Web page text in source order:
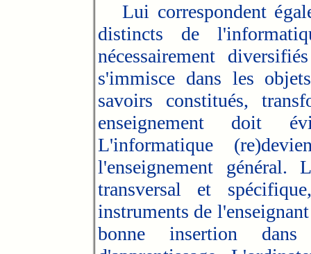
Lui correspondent
distincts de
nécessairement
s'immisce dans les
savoirs constitués,
enseignement doit
L'informatique
l'enseignement
transversal et
instruments de
bonne insertion